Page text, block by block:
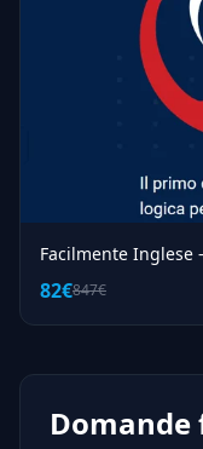
Facilmente Inglese
82€847€